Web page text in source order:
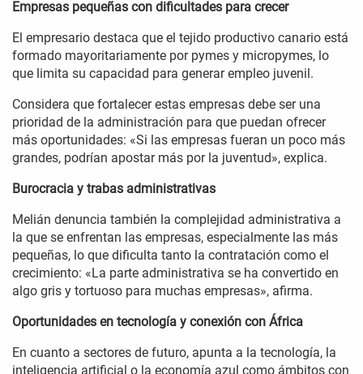
Empresas pequeñas con dificultades para crecer
El empresario destaca que el tejido productivo canario está
formado mayoritariamente por pymes y micropymes, lo
que limita su capacidad para generar empleo juvenil.
Considera que fortalecer estas empresas debe ser una
prioridad de la administración para que puedan ofrecer
más oportunidades: «Si las empresas fueran un poco más
grandes, podrían apostar más por la juventud», explica.
Burocracia y trabas administrativas
Melián denuncia también la complejidad administrativa a
la que se enfrentan las empresas, especialmente las más
pequeñas, lo que dificulta tanto la contratación como el
crecimiento: «La parte administrativa se ha convertido en
algo gris y tortuoso para muchas empresas», afirma.
Oportunidades en tecnología y conexión con África
En cuanto a sectores de futuro, apunta a la tecnología, la
inteligencia artificial o la economía azul como ámbitos con